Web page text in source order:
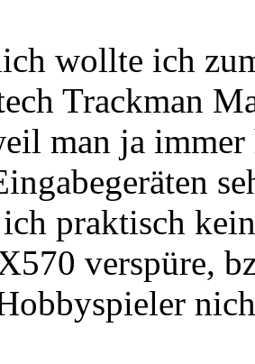
wollte ich
Trackman
man ja
ich praktisch
verspüre,